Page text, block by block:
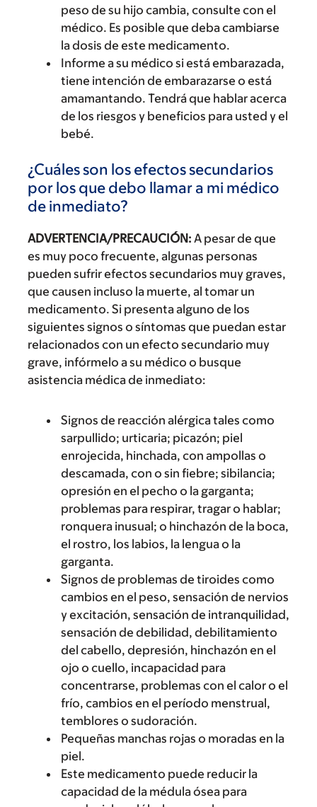
peso de su hijo cambia, consulte con el
médico. Es posible que deba cambiarse
la dosis de este medicamento.
Informe a su médico si está embarazada,
tiene intención de embarazarse o está
amamantando. Tendrá que hablar acerca
de los riesgos y beneficios para usted y el
bebé.
¿Cuáles son los efectos secundarios
por los que debo llamar a mi médico
de inmediato?
ADVERTENCIA/PRECAUCIÓN: A pesar de que
es muy poco frecuente, algunas personas
pueden sufrir efectos secundarios muy graves,
que causen incluso la muerte, al tomar un
medicamento. Si presenta alguno de los
siguientes signos o síntomas que puedan estar
relacionados con un efecto secundario muy
grave, infórmelo a su médico o busque
asistencia médica de inmediato:
Signos de reacción alérgica tales como
sarpullido; urticaria; picazón; piel
enrojecida, hinchada, con ampollas o
descamada, con o sin fiebre; sibilancia;
opresión en el pecho o la garganta;
problemas para respirar, tragar o hablar;
ronquera inusual; o hinchazón de la boca,
el rostro, los labios, la lengua o la
garganta.
Signos de problemas de tiroides como
cambios en el peso, sensación de nervios
y excitación, sensación de intranquilidad,
sensación de debilidad, debilitamiento
del cabello, depresión, hinchazón en el
ojo o cuello, incapacidad para
concentrarse, problemas con el calor o el
frío, cambios en el período menstrual,
temblores o sudoración.
Pequeñas manchas rojas o moradas en la
piel.
Este medicamento puede reducir la
capacidad de la médula ósea para